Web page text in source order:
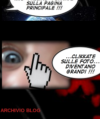
ARCHIVIO BLOG